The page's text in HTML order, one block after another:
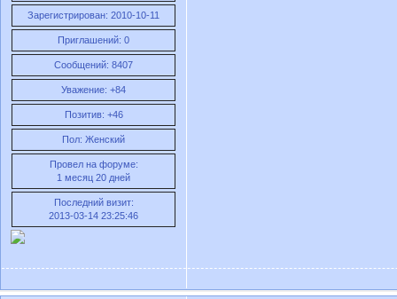
Зарегистрирован: 2010-10-11
Приглашений: 0
Сообщений: 8407
Уважение: +84
Позитив: +46
Пол: Женский
Провел на форуме:
1 месяц 20 дней
Последний визит:
2013-03-14 23:25:46